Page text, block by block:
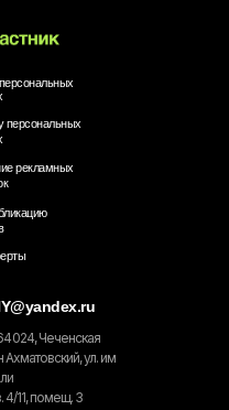
024, Чеченская
Ахматовский, ул. им
4/11, помещ. 3
персональных
рекламных